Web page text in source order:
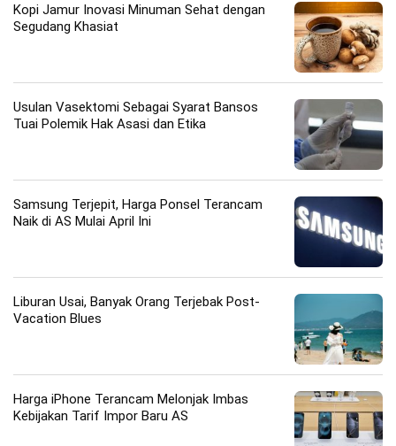
Kopi Jamur Inovasi Minuman Sehat dengan
Segudang Khasiat
Usulan Vasektomi Sebagai Syarat Bansos
Tuai Polemik Hak Asasi dan Etika
Samsung Terjepit, Harga Ponsel Terancam
Naik di AS Mulai April Ini
Liburan Usai, Banyak Orang Terjebak Post-
Vacation Blues
Harga iPhone Terancam Melonjak Imbas
Kebijakan Tarif Impor Baru AS